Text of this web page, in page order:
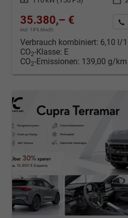
35.380,– €
incl. 19% MwSt.
Verbrauch kombiniert: 6,10 l/
CO2-Klasse: E
CO2-Emissionen: 139,00 g/km